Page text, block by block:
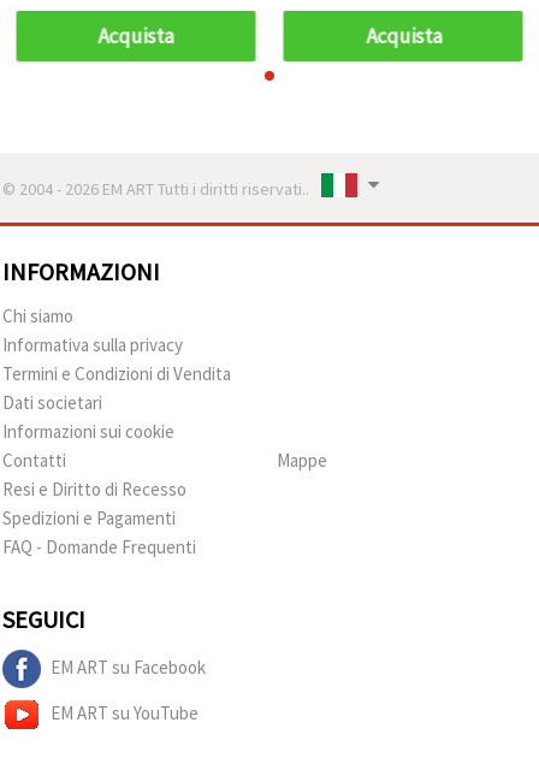
Acquista Acquista
© 2004 - 2026 EM ART Tutti i diritti riservati..
INFORMAZIONI
Chi siamo
Informativa sulla privacy
Termini e Condizioni di Vendita
Dati societari
Informazioni sui cookie
Contatti
Resi e Diritto di Recesso
Spedizioni e Pagamenti
FAQ - Domande Frequenti
Mappe
SEGUICI
EM ART su Facebook
EM ART su YouTube